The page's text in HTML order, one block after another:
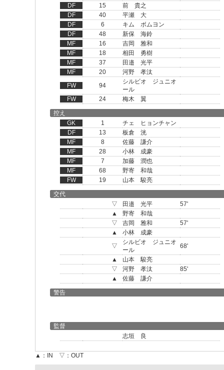
DF
15
前 貴之
DF
40
平瀬 大
DF
6
キム ボムヨン
DF
48
新保 海鈴
MF
16
吉岡 雅和
MF
18
相田 勇樹
MF
37
田邉 光平
MF
20
河野 孝汰
FW
94
シルビオ ジュニオ
ール
FW
24
梅木 翼
控え
GK
1
チェ ヒョンチャン
DF
13
板倉 洸
MF
8
佐藤 謙介
MF
28
小林 成豪
MF
7
加藤 潤也
MF
68
野寄 和哉
FW
19
山本 駿亮
交代
▽
田邉 光平
57'
▲
野寄 和哉
▽
吉岡 雅和
57'
▲
小林 成豪
▽
シルビオ ジュニオ
ール
68'
▲
山本 駿亮
▽
河野 孝汰
85'
▲
佐藤 謙介
警告
監督
志垣 良
▲：IN ▽：OUT